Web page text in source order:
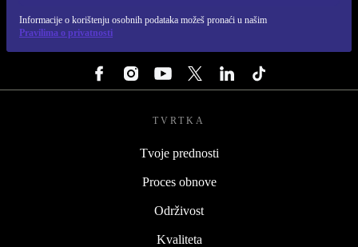
Informacije o korištenju osobnih podataka možeš pronaći u našim
Pravilima o privatnosti
TVRTKA
Tvoje prednosti
Proces obnove
Održivost
Kvaliteta